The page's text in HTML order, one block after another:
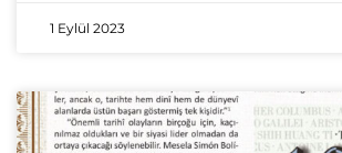
1 Eylül 2023